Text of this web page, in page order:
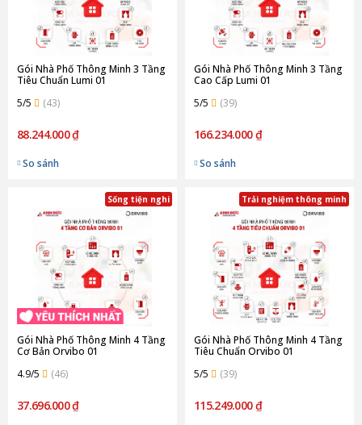
Gói Nhà Phố Thông Minh 3 Tầng
Tiêu Chuẩn Lumi 01
5/5
(43)
88.244.000 ₫
So sánh
Gói Nhà Phố Thông Minh 3 Tầng
Cao Cấp Lumi 01
5/5
(39)
166.234.000 ₫
So sánh
Sống tiện nghi
Gói Nhà Phố Thông Minh 4 Tầng
Cơ Bản Orvibo 01
4.9/5
(46)
37.696.000 ₫
Trải nghiệm thông minh
Gói Nhà Phố Thông Minh 4 Tầng
Tiêu Chuẩn Orvibo 01
5/5
(39)
115.249.000 ₫